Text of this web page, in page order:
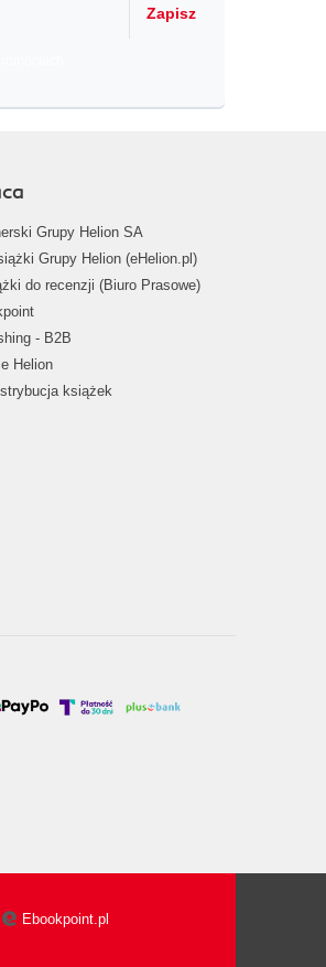
Zapisz
Grupy Helion SA
Grupy Helion (eHelion.pl)
do recenzji (Biuro Prasowe)
- B2B
Helion
książek
Ebookpoint.pl